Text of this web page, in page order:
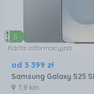
Karta informacyjna
od 3 399 zł
7,9 km